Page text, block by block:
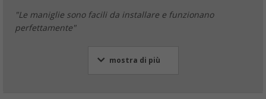
"Le maniglie sono facili da installare e funzionano
perfettamente"
mostra di più